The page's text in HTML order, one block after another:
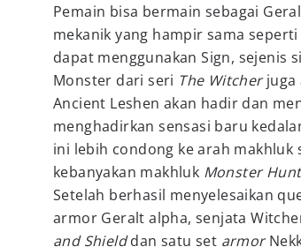
Pemain bisa bermain sebagai
mekanik yang hampir sama seperti
dapat menggunakan Sign, sejenis
Monster dari seri The Witcherjuga
Ancient Leshen akan hadir dan
menghadirkan sensasi baru
ini lebih condong ke arah
kebanyakan makhluk Monster
Setelah berhasil menyelesaikan
armor Geralt alpha, senjata
and Shielddan satu set armor